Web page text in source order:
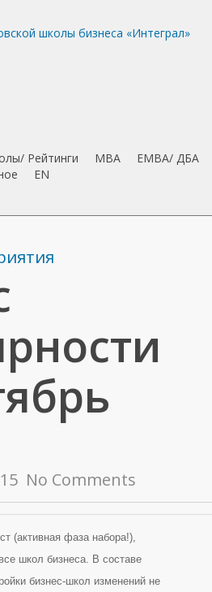
Рейтинги MBA
EMBA/ ДБA
EN
No Comments
(активная фаза набора!),
школ бизнеса. В составе
бизнес-школ изменений не